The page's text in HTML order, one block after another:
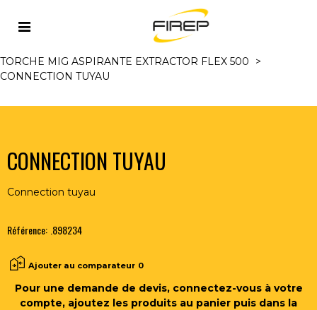
Accueil
TORCHES MIG/MAG ET
TORCHES MIG ASPIRANTES REFR. EAU
TORCHE MIG ASPIRANTE EXTRACTOR FLEX 500
>
CONNECTION TUYAU
CONNECTION TUYAU
Connection tuyau
Référence: .898234
Ajouter au comparateur 0
Pour une demande de devis, connectez-vous à votre
compte, ajoutez les produits au panier puis dans la